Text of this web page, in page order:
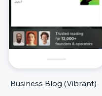
Business Blog (Vibrant)